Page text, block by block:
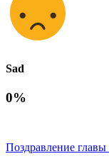
Sad
0%
Поздравление главы